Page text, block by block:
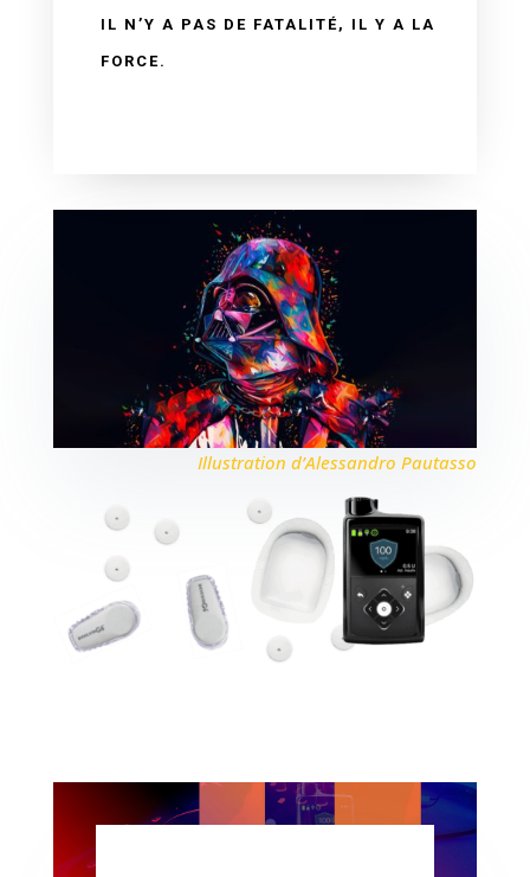
IL N’Y A PAS DE FATALITÉ, IL Y A LA
FORCE.
Illustration d’Alessandro Pautasso